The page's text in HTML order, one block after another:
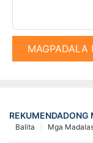
MAGPADALA
REKUMENDADONG
Mga
Balita